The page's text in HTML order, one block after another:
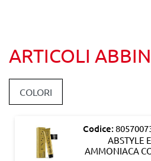
ARTICOLI
COLORI
Codice:
ABSTYLE
AMMONIACA